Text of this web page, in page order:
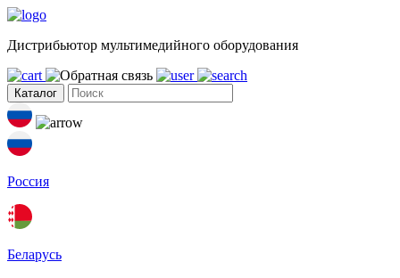
Дистрибьютор мультимедийного оборудования
Каталог
Россия
Беларусь